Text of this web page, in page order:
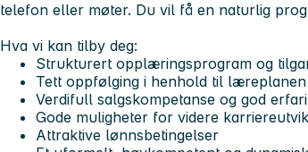
telefon eller møter. Du vil få en naturlig
Hva vi kan tilby deg:
Strukturert opplæringsprogram og
Tett oppfølging i henhold til
Verdifull salgskompetanse og god
Gode muligheter for videre
Attraktive lønnsbetingelser